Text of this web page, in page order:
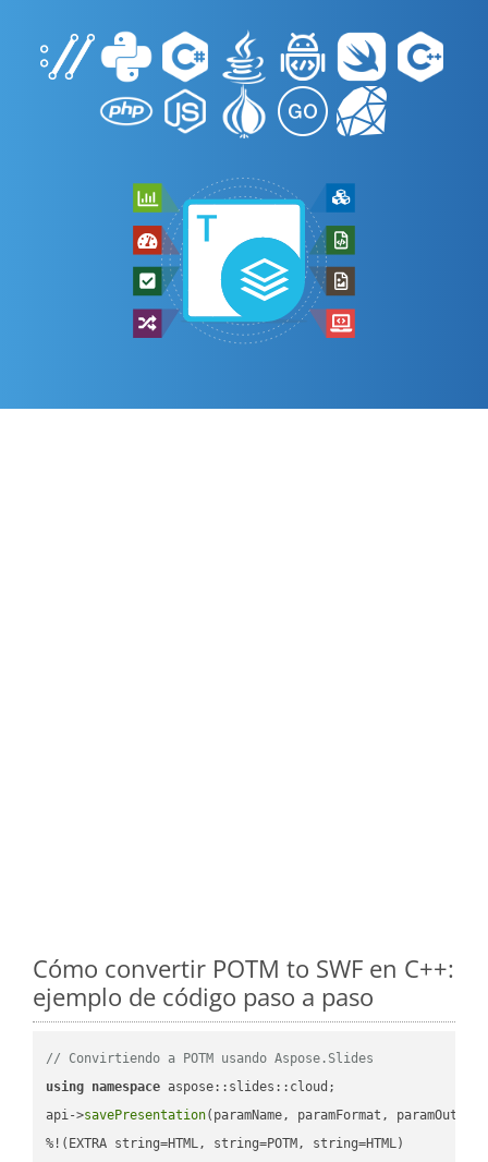
Cómo convertir POTM to SWF en C++:
ejemplo de código paso a paso
// Convirtiendo a POTM usando Aspose.Slides
using namespace aspose::slides::cloud;
api->savePresentation(paramName, paramFormat,